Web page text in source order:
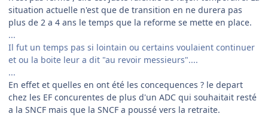
situation actuelle n'est que de transition en ne durera pas
plus de 2 a 4 ans le temps que la reforme se mette en place.
...
Il fut un temps pas si lointain ou certains voulaient continuer
et ou la boite leur a dit "au revoir messieurs"....
...
En effet et quelles en ont été les concequences ? le depart
chez les EF concurentes de plus d'un ADC qui souhaitait resté
a la SNCF mais que la SNCF a poussé vers la retraite.